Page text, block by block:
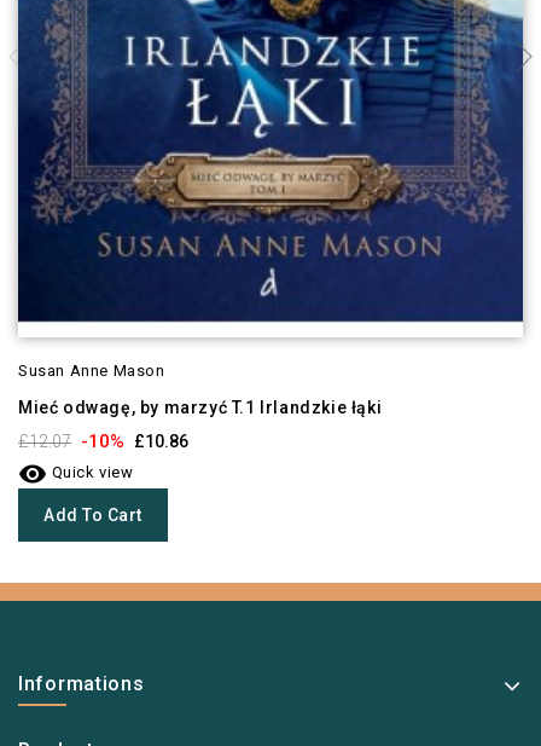
Susan Anne Mason
Mieć odwagę, by marzyć T.1 Irlandzkie łąki
£12.07 -10% £10.86
 Quick view
Add To Cart
Informations